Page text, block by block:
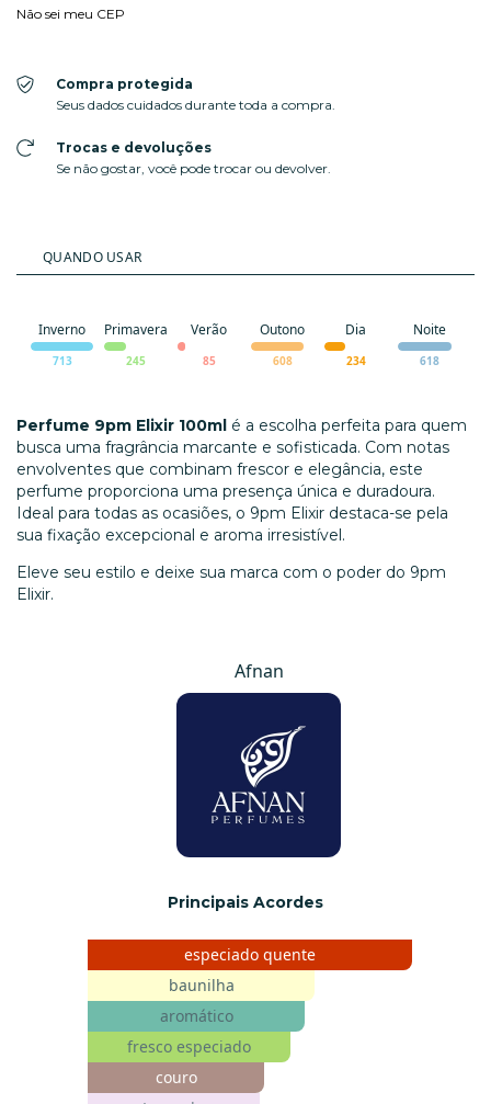
Não sei meu CEP
Compra protegida
Seus dados cuidados durante toda a compra.
Trocas e devoluções
Se não gostar, você pode trocar ou devolver.
QUANDO USAR
Inverno
713
Primavera
245
Verão
85
Outono
608
Dia
234
Noite
618
Perfume 9pm Elixir 100ml é a escolha perfeita para quem
busca uma fragrância marcante e sofisticada. Com notas
envolventes que combinam frescor e elegância, este
perfume proporciona uma presença única e duradoura.
Ideal para todas as ocasiões, o 9pm Elixir destaca-se pela
sua fixação excepcional e aroma irresistível.
Eleve seu estilo e deixe sua marca com o poder do 9pm
Elixir.
Afnan
Principais Acordes
especiado quente
baunilha
aromático
fresco especiado
couro